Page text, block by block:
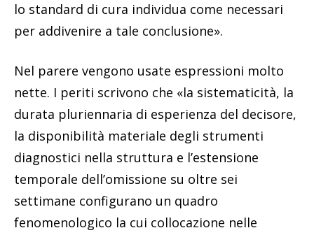
lo standard di cura individua come necessari
per addivenire a tale conclusione».
Nel parere vengono usate espressioni molto
nette. I periti scrivono che «la sistematicità, la
durata pluriennaria di esperienza del decisore,
la disponibilità materiale degli strumenti
diagnostici nella struttura e l’estensione
temporale dell’omissione su oltre sei
settimane configurano un quadro
fenomenologico la cui collocazione nelle